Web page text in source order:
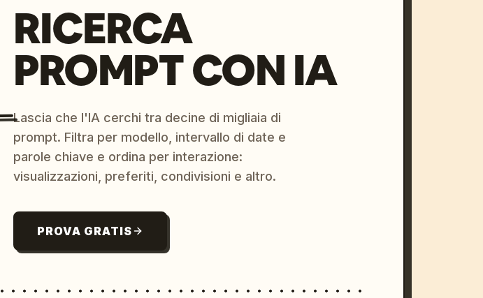
RICERCA
PROMPT CON IA
Lascia che l'IA cerchi tra decine di migliaia di
prompt. Filtra per modello, intervallo di date e
parole chiave e ordina per interazione:
visualizzazioni, preferiti, condivisioni e altro.
PROVA GRATIS